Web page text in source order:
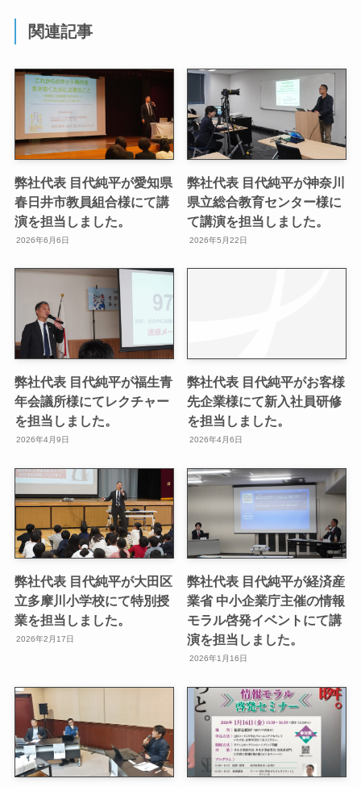
関連記事
弊社代表 目代純平が愛知県
春日井市教員組合様にて講
演を担当しました。
2026年6月6日
弊社代表 目代純平が神奈川
県立総合教育センター様に
て講演を担当しました。
2026年5月22日
弊社代表 目代純平が福生青
年会議所様にてレクチャー
を担当しました。
2026年4月9日
弊社代表 目代純平がお客様
先企業様にて新入社員研修
を担当しました。
2026年4月6日
弊社代表 目代純平が大田区
立多摩川小学校にて特別授
業を担当しました。
2026年2月17日
弊社代表 目代純平が経済産
業省 中小企業庁主催の情報
モラル啓発イベントにて講
演を担当しました。
2026年1月16日